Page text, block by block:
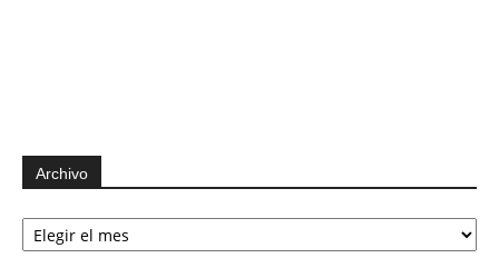
Archivo
Archivo